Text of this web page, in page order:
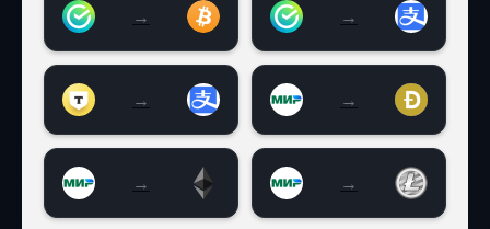
→
Сбербанк на Биткоин
→
Cбербанк на
→
Тинькофф на Aлипей
→
МИР RUB на
→
МИР на Ethereum (ETH)
→
Карта МИР RUB на